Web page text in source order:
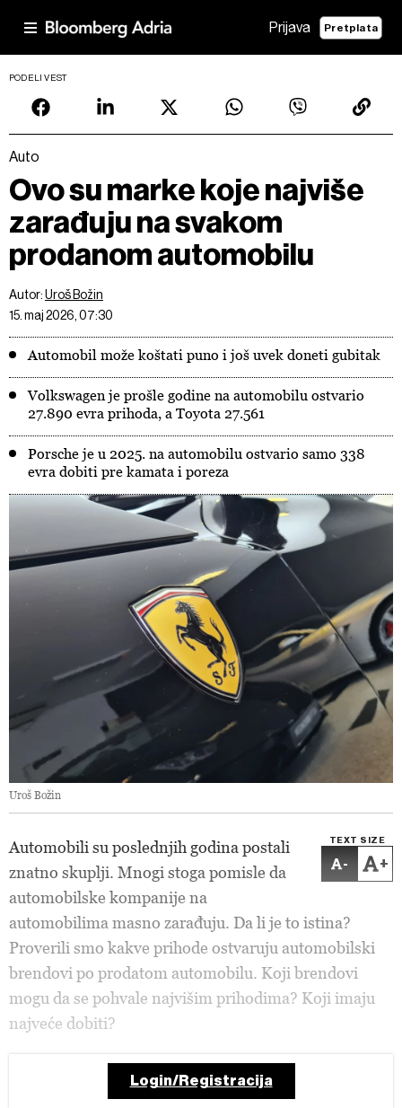
Prijava Pretplata
PODELI VEST
Auto
Ovo su marke koje najviše
zarađuju na svakom
prodanom automobilu
Autor:Uroš Božin
15. maj 2026, 07:30
Automobil može koštati puno i još uvek doneti gubitak
Volkswagen je prošle godine na automobilu ostvario
27.890 evra prihoda, a Toyota 27.561
Porsche je u 2025. na automobilu ostvario samo 338
evra dobiti pre kamata i poreza
Uroš Božin
TEXT SIZE
- +
Automobili su poslednjih godina postali
znatno skuplji. Mnogi stoga pomisle da
automobilske kompanije na
automobilima masno zarađuju. Da li je to istina?
Proverili smo kakve prihode ostvaruju automobilski
brendovi po prodatom automobilu. Koji brendovi
mogu da se pohvale najvišim prihodima? Koji imaju
najveće dobiti?
Login/Registracija